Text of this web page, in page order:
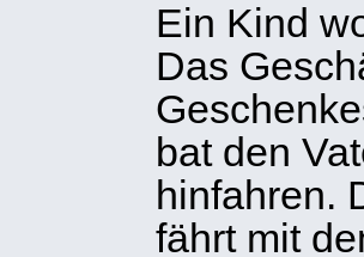
Ein Kind
Das
bat den
hinfahren.
fährt mit